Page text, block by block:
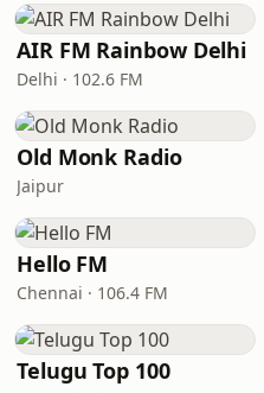
AIR FM Rainbow Delhi
Delhi · 102.6 FM
Old Monk Radio
Jaipur
Hello FM
Chennai · 106.4 FM
Telugu Top 100